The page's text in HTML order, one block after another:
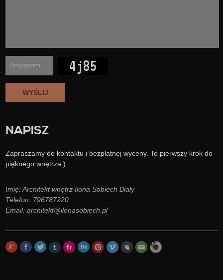
WYŚLIJ
NAPISZ
Zapraszamy do kontaktu i bezpłatnej wyceny. To pierwszy krok do
pięknego wnętrza:)
Imię: Architekt wnętrz Ilona Sobiech Biały
Telefon: 796787220
Email: architekt@ilonasobiech.pl